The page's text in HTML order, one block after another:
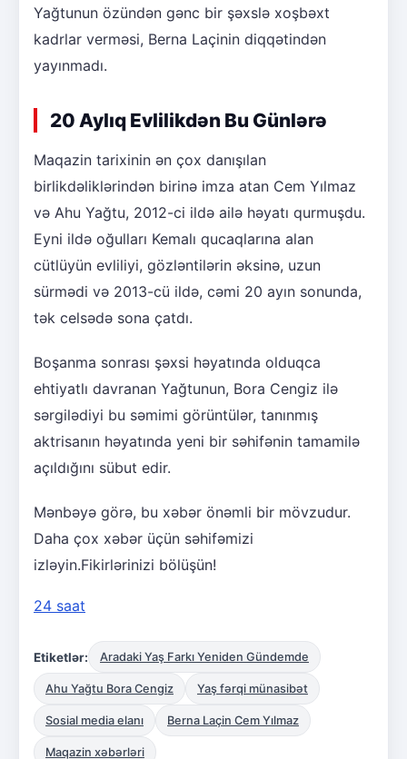
Yağtunun özündən gənc bir şəxslə xoşbəxt
kadrlar verməsi, Berna Laçinin diqqətindən
yayınmadı.
20 Aylıq Evlilikdən Bu Günlərə
Maqazin tarixinin ən çox danışılan
birlikdəliklərindən birinə imza atan Cem Yılmaz
və Ahu Yağtu, 2012-ci ildə ailə həyatı qurmuşdu.
Eyni ildə oğulları Kemalı qucaqlarına alan
cütlüyün evliliyi, gözləntilərin əksinə, uzun
sürmədi və 2013-cü ildə, cəmi 20 ayın sonunda,
tək celsədə sona çatdı.
Boşanma sonrası şəxsi həyatında olduqca
ehtiyatlı davranan Yağtunun, Bora Cengiz ilə
sərgilədiyi bu səmimi görüntülər, tanınmış
aktrisanın həyatında yeni bir səhifənin tamamilə
açıldığını sübut edir.
Mənbəyə görə, bu xəbər önəmli bir mövzudur.
Daha çox xəbər üçün səhifəmizi
izləyin.Fikirlərinizi bölüşün!
24 saat
Etiketlər: Aradaki Yaş Farkı Yeniden Gündemde
Ahu Yağtu Bora Cengiz Yaş fərqi münasibət
Sosial media elanı Berna Laçin Cem Yılmaz
Maqazin xəbərləri